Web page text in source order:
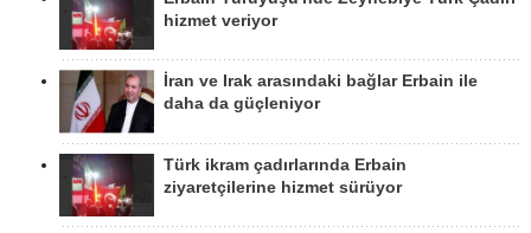
hizmet veriyor
İran ve Irak arasındaki bağlar Erbain ile
daha da güçleniyor
Türk ikram çadırlarında Erbain
ziyaretçilerine hizmet sürüyor